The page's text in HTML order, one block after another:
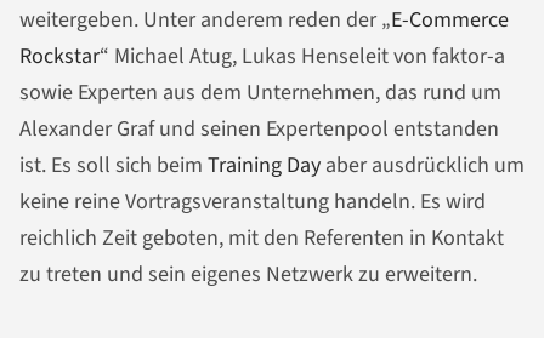
weitergeben. Unter anderem reden der „E-Commerce
Rockstar“ Michael Atug, Lukas Henseleit von faktor-a
sowie Experten aus dem Unternehmen, das rund um
Alexander Graf und seinen Expertenpool entstanden
ist. Es soll sich beim Training Day aber ausdrücklich um
keine reine Vortragsveranstaltung handeln. Es wird
reichlich Zeit geboten, mit den Referenten in Kontakt
zu treten und sein eigenes Netzwerk zu erweitern.